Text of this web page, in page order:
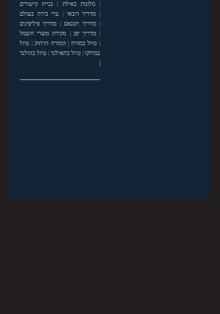
|מלונות באילת
בניית קישורים
מדריך דובאי
ערי בירה בעולם
|מדריך ויטנאם
מדריך פיליפינים
|מדריך יפן
סקירת מוצרי חשמל
טיול במזרח המזרח הרחוק| טיול
במרוקו| טיול בתאילנד| טיול בהולנד